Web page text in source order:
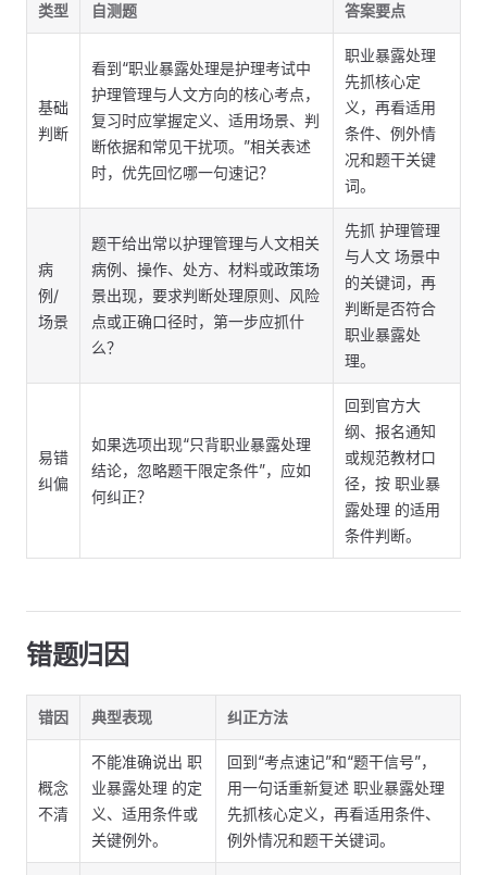
类型 自测题 答案要点
基础
判断
看到“职业暴露处理是护理考试中
护理管理与人文方向的核心考点，
复习时应掌握定义、适用场景、判
断依据和常见干扰项。”相关表述
时，优先回忆哪一句速记？
职业暴露处理
先抓核心定
义，再看适用
条件、例外情
况和题干关键
词。
病
例/
场景
题干给出常以护理管理与人文相关
病例、操作、处方、材料或政策场
景出现，要求判断处理原则、风险
点或正确口径时，第一步应抓什
么？
先抓 护理管理
与人文 场景中
的关键词，再
判断是否符合
职业暴露处
理。
易错
纠偏
如果选项出现“只背职业暴露处理
结论，忽略题干限定条件”，应如
何纠正？
回到官方大
纲、报名通知
或规范教材口
径，按 职业暴
露处理 的适用
条件判断。
错题归因
错因 典型表现 纠正方法
概念
不清
不能准确说出 职
业暴露处理 的定
义、适用条件或
关键例外。
回到“考点速记”和“题干信号”，
用一句话重新复述 职业暴露处理
先抓核心定义，再看适用条件、
例外情况和题干关键词。